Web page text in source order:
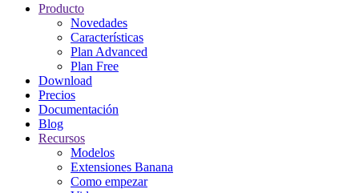
Producto
Novedades
Características
Plan Advanced
Plan Free
Download
Precios
Documentación
Blog
Recursos
Modelos
Extensiones Banana
Como empezar